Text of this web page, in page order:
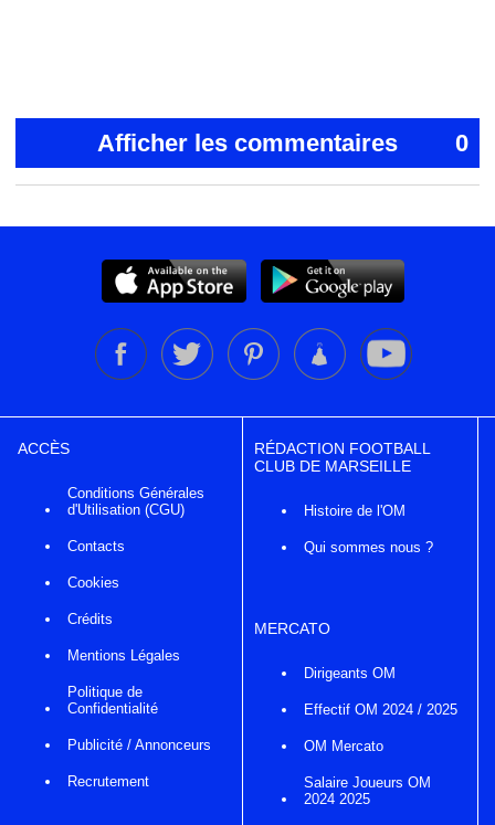
Afficher les commentaires 0
ACCÈS
Conditions Générales
d'Utilisation (CGU)
Contacts
Cookies
Crédits
Mentions Légales
Politique de
Confidentialité
Publicité / Annonceurs
Recrutement
RÉDACTION FOOTBALL
CLUB DE MARSEILLE
Histoire de l'OM
Qui sommes nous ?
MERCATO
Dirigeants OM
Effectif OM 2024 / 2025
OM Mercato
Salaire Joueurs OM
2024 2025